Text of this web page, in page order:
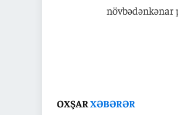
növbədənkənar
OXŞARXƏBƏRƏR